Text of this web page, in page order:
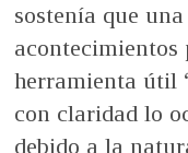
sostenía que
acontecimientos
herramienta útil
con claridad lo
debido a la